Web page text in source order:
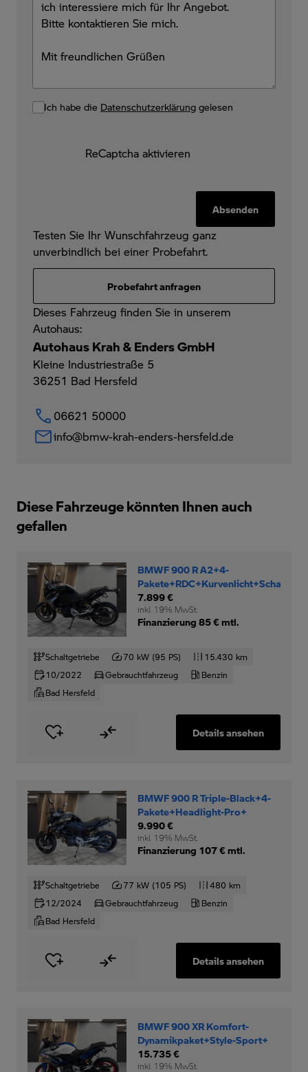
Ich habe die Datenschutzerklärung gelesen
ReCaptcha aktivieren
Absenden
Testen Sie Ihr Wunschfahrzeug ganz
unverbindlich bei einer Probefahrt.
Probefahrt anfragen
Dieses Fahrzeug finden Sie in unserem
Autohaus:
Autohaus Krah & Enders GmbH
Kleine Industriestraße 5
36251 Bad Hersfeld
06621 50000
info@bmw-krah-enders-hersfeld.de
Diese Fahrzeuge könnten Ihnen auch
gefallen
BMWF 900 R A2+4-
7.899 €
inkl. 19% MwSt.
Finanzierung 85 € mtl.
Schaltgetriebe 70 kW (95 PS)
15.430 km
10/2022
Gebrauchtfahrzeug
Benzin
Bad Hersfeld
Details ansehen
BMWF 900 R Triple-Black+4-
Pakete+Headlight-Pro+
9.990 €
inkl. 19% MwSt.
Finanzierung 107 € mtl.
Schaltgetriebe 77 kW (105 PS)
480 km
12/2024
Gebrauchtfahrzeug
Benzin
Bad Hersfeld
Details ansehen
BMWF 900 XR Komfort-
Dynamikpaket+Style-Sport+
15.735 €
inkl. 19% MwSt.